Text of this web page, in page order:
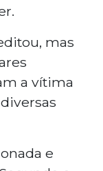
mas
a vítima
e